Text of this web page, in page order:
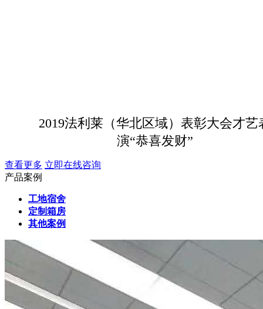
2019法利莱（华北区域）表彰大会才艺
演“恭喜发财”
查看更多 立即在线咨询
产品案例
工地宿舍
定制箱房
其他案例